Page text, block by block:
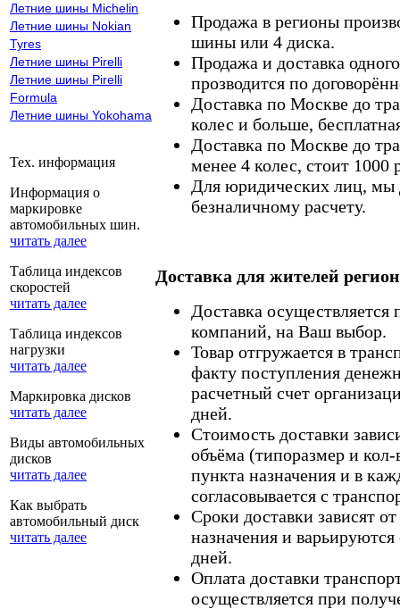
Летние шины Michelin
Летние шины Nokian
Tyres
Летние шины Pirelli
Летние шины Pirelli
Formula
Летние шины Yokohama
Тех. информация
Информация о
маркировке
автомобильных шин.
читать далее
Таблица индексов
скоростей
читать далее
Таблица индексов
нагрузки
читать далее
Маркировка дисков
читать далее
Виды автомобильных
дисков
читать далее
Как выбрать
автомобильный диск
читать далее
Продажа в регионы
шины или 4 диска.
Продажа и доставка
прозводится по
Доставка по Москве до
колес и больше,
Доставка по Москве до
менее 4 колес, стоит 1000
Для юридических лиц, мы
безналичному расчету.
Доставка для жителей
Доставка
компаний, на Ваш выбор.
Товар отгружается в
факту поступления
расчетный счет
дней.
Стоимость доставки
объёма (типоразмер и кол-
пункта назначения и в
согласовывается с
Сроки доставки зависят
назначения и
дней.
Оплата доставки
осуществляется при